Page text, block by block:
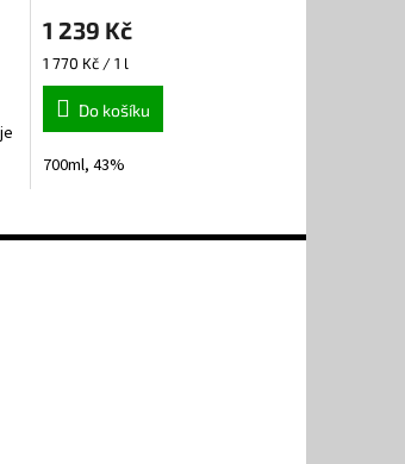
1 239 Kč
Měrná
cena:
1 770 Kč / 1 l
Do košíku
700ml, 43%